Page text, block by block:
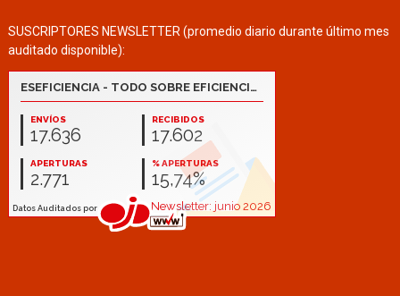
SUSCRIPTORES NEWSLETTER (promedio diario durante último mes
auditado disponible):